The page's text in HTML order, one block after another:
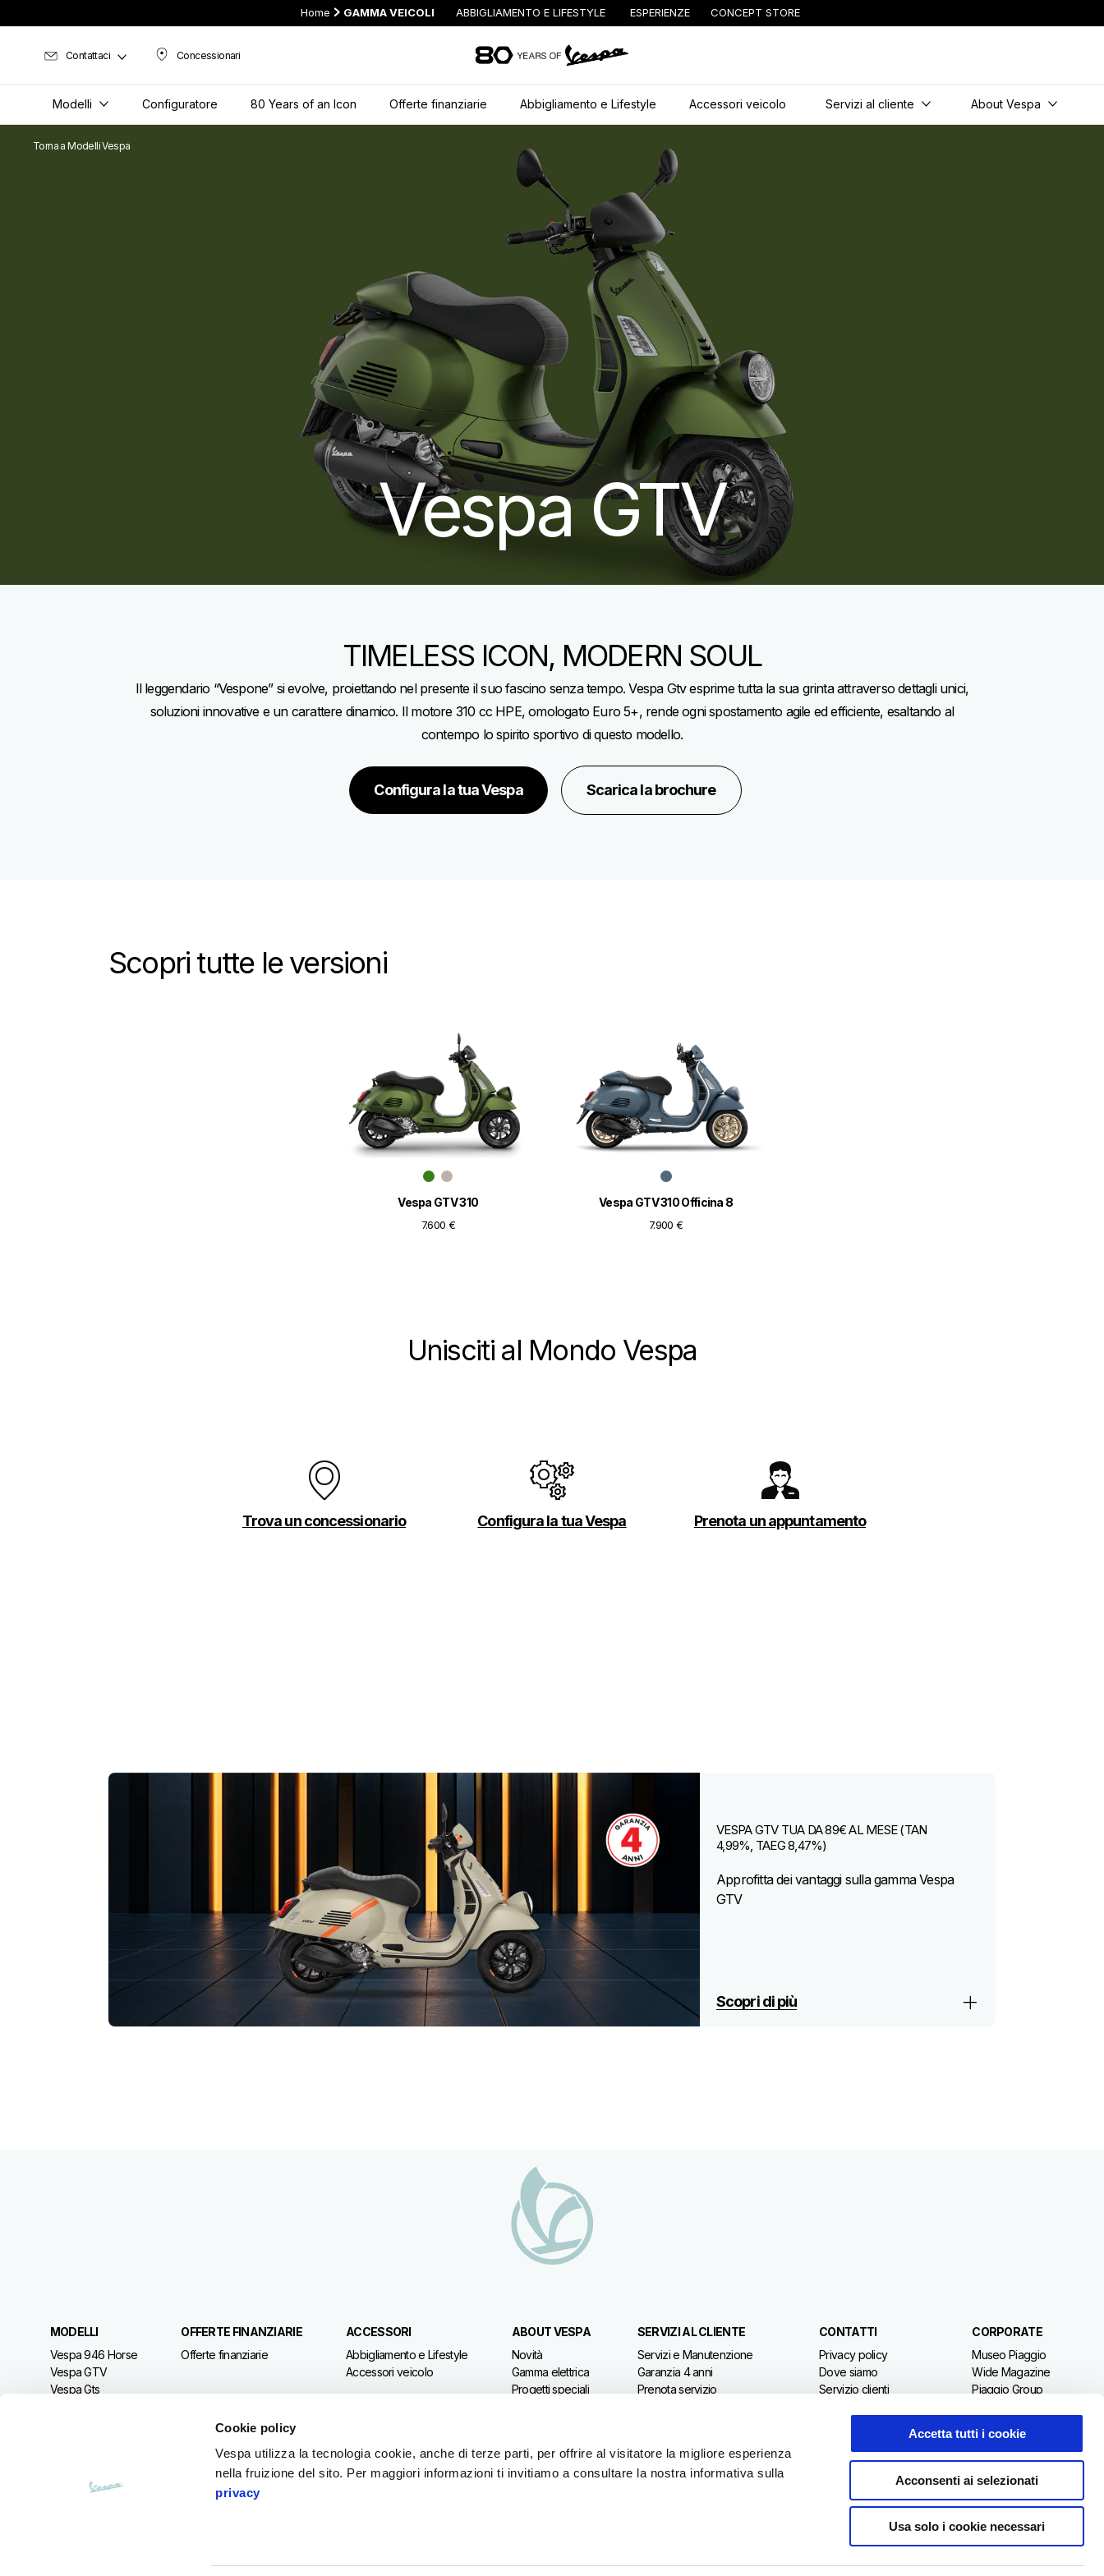
Cookie policy
Vespa utilizza la tecnologia cookie, anche di terze parti, per offrire al visitatore la migliore esperienza
nella fruizione del sito. Per maggiori informazioni ti invitiamo a consultare la nostra informativa sulla
privacy
Accetta tutti i cookie
Acconsenti ai selezionati
Usa solo i cookie necessari
Home GAMMA VEICOLI ABBIGLIAMENTO E LIFESTYLE ESPERIENZE CONCEPT STORE
Concessionari
Concessionari
Contattaci
Modelli Configuratore 80 Years of an Icon Offerte finanziarie Abbigliamento e Lifestyle Accessori veicolo Servizi al cliente About Vespa
Torna a Modelli Vespa
Vespa GTV
TIMELESS ICON, MODERN SOUL
Il leggendario “Vespone” si evolve, proiettando nel presente il suo fascino senza tempo. Vespa Gtv esprime tutta la sua grinta attraverso dettagli unici,
soluzioni innovative e un carattere dinamico. Il motore 310 cc HPE, omologato Euro 5+, rende ogni spostamento agile ed efficiente, esaltando al
contempo lo spirito sportivo di questo modello.
Configura la tua Vespa Scarica la brochure
Scopri tutte le versioni
Vespa GTV 310
7.600 €
Vespa GTV 310 Officina 8
7.900 €
Unisciti al Mondo Vespa
Trova un concessionario Configura la tua Vespa Prenota un appuntamento
VESPA GTV TUA DA 89€ AL MESE (TAN
4,99%, TAEG 8,47%)
Approfitta dei vantaggi sulla gamma Vespa
GTV
Scopri di più
MODELLI
Vespa 946 Horse
Vespa GTV
Vespa Gts
OFFERTE FINANZIARIE
Offerte finanziarie
ACCESSORI
Abbigliamento e Lifestyle
Accessori veicolo
ABOUT VESPA
Novità
Gamma elettrica
Progetti speciali
SERVIZI AL CLIENTE
Servizi e Manutenzione
Garanzia 4 anni
Prenota servizio
Road assistance
Servizi finanziari
CONTATTI
Privacy policy
Dove siamo
Servizio clienti
CORPORATE
Museo Piaggio
Wide Magazine
Piaggio Group
Seleziona il tuo sito web locale IT